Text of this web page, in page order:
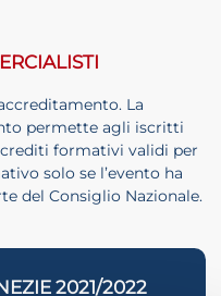
La
permette agli iscritti
crediti formativi validi per
solo se l’evento ha
del Consiglio Nazionale.
2021/2022